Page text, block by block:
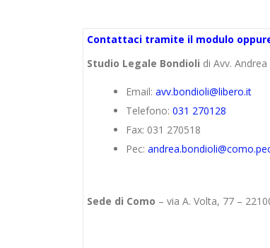
Contattaci tramite il modulo
Studio Legale Bondioli di Avv.
Email: avv.bondioli@libero.it
Telefono: 031 270128
Fax: 031 270518
Pec:
Sede di Como – via A. Volta, 77 –